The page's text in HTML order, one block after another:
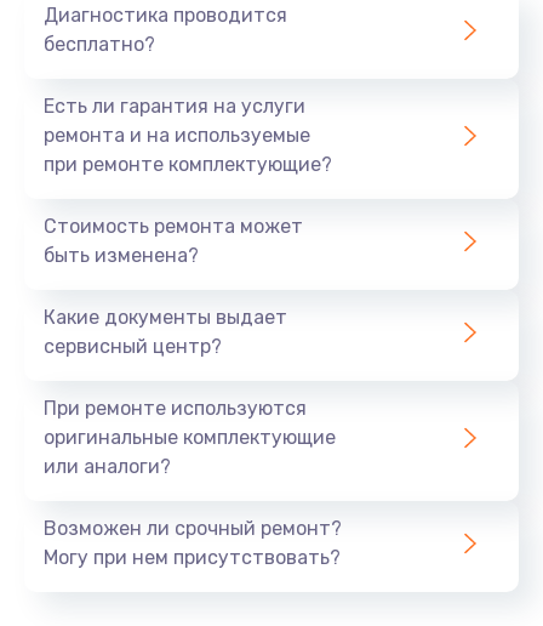
Диагностика проводится
бесплатно?
Есть ли гарантия на услуги
ремонта и на используемые
при ремонте комплектующие?
Стоимость ремонта может
быть изменена?
Какие документы выдает
сервисный центр?
При ремонте используются
оригинальные комплектующие
или аналоги?
Возможен ли срочный ремонт?
Могу при нем присутствовать?